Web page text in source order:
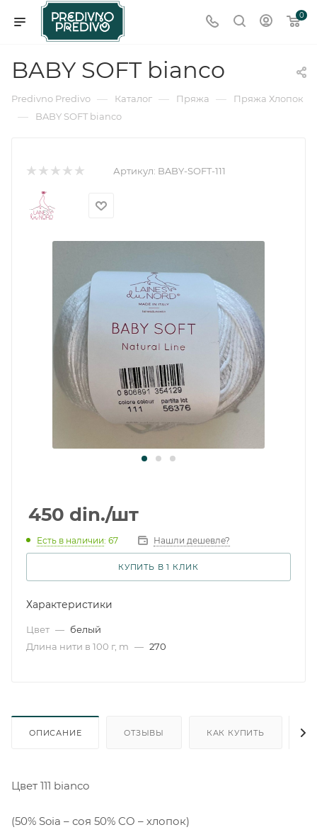
0
BABY SOFT bianco
Predivno Predivo — Каталог — Пряжа — Пряжа Хлопок
— BABY SOFT bianco
Артикул: BABY-SOFT-111
450 din./шт
Есть в наличии: 67 Нашли дешевле?
КУПИТЬ В 1 КЛИК
Характеристики
Цвет — белый
Длина нити в 100 г, m — 270
ОПИСАНИЕ ОТЗЫВЫ КАК КУПИТЬ
Цвет 111 bianco
(50% Soia – соя 50% CO – хлопок)